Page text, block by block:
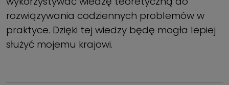
rozwiązywania codziennych problemów w
praktyce. Dzięki tej wiedzy będę mogła lepiej
służyć mojemu krajowi.